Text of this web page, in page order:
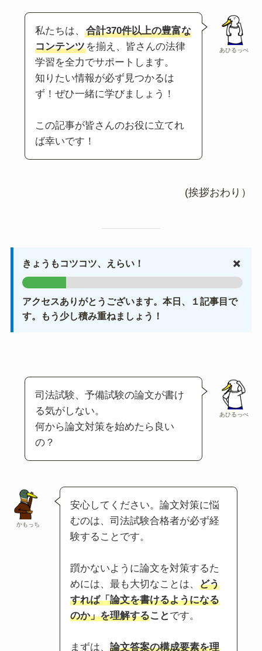
あひるっぺ
私たちは、
合計370件以上の豊富な
コンテンツを揃え、皆さんの法律
学習を全力でサポートします。
知りたい情報が必ず見つかるは
ず！ぜひ一緒に学びましょう！
この記事が皆さんのお役に立てれ
ば幸いです！
(挨拶おわり）
きょうもコツコツ、えらい！
アクセスありがとうございます。本日、１記事目で
す。もう少し積み重ねましょう！
✖️
あひるっぺ
司法試験、予備試験の論文が書け
る気がしない。
何から論文対策を始めたら良い
の？
かもっち
安心してください。論文対策に悩
むのは、司法試験合格者が必ず経
験することです。
躓かないように論文を対策するた
めには、最も大切なことは、 どう
すれば「論文を書けるようになる
のか」を理解すること です。
まずは、 論文答案の構成要素を理